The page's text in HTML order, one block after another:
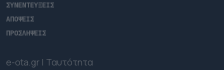
ΣΥΝΕΝΤΕΥΞΕΙΣ
ΑΠΟΨΕΙΣ
ΠΡΟΣΛΗΨΕΙΣ
e-ota.gr | Ταυτότητα